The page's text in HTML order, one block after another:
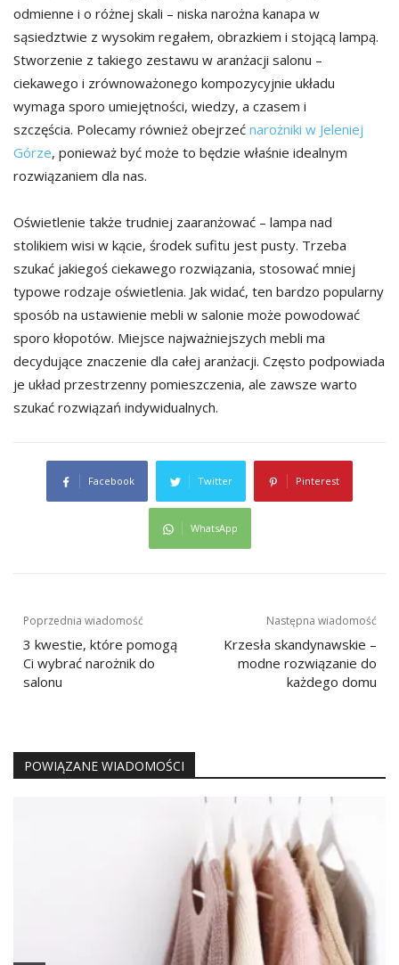
odmienne i o różnej skali – niska narożna kanapa w
sąsiedztwie z wysokim regałem, obrazkiem i stojącą lampą.
Stworzenie z takiego zestawu w aranżacji salonu –
ciekawego i zrównoważonego kompozycyjnie układu
wymaga sporo umiejętności, wiedzy, a czasem i
szczęścia. Polecamy również obejrzeć narożniki w Jeleniej
Górze, ponieważ być może to będzie właśnie idealnym
rozwiązaniem dla nas.
Oświetlenie także trudniej zaaranżować – lampa nad
stolikiem wisi w kącie, środek sufitu jest pusty. Trzeba
szukać jakiegoś ciekawego rozwiązania, stosować mniej
typowe rodzaje oświetlenia. Jak widać, ten bardzo popularny
sposób na ustawienie mebli w salonie może powodować
sporo kłopotów. Miejsce najważniejszych mebli ma
decydujące znaczenie dla całej aranżacji. Często podpowiada
je układ przestrzenny pomieszczenia, ale zawsze warto
szukać rozwiązań indywidualnych.
Facebook Twitter Pinterest
WhatsApp
Nawigacja
wpisu
Poprzednia wiadomość
3 kwestie, które pomogą
Ci wybrać narożnik do
salonu
Następna wiadomość
Krzesła skandynawskie –
modne rozwiązanie do
każdego domu
POWIĄZANE WIADOMOŚCI